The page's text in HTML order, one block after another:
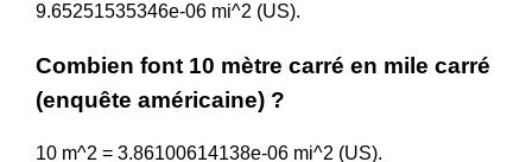
9.65251535346e-06 mi^2 (US).
Combien font 10 mètre carré en mile carré
(enquête américaine) ?
10 m^2 = 3.86100614138e-06 mi^2 (US).